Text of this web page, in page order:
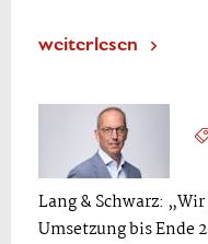
weiterlesen
Lang & Schwarz:
Umsetzung bis Ende